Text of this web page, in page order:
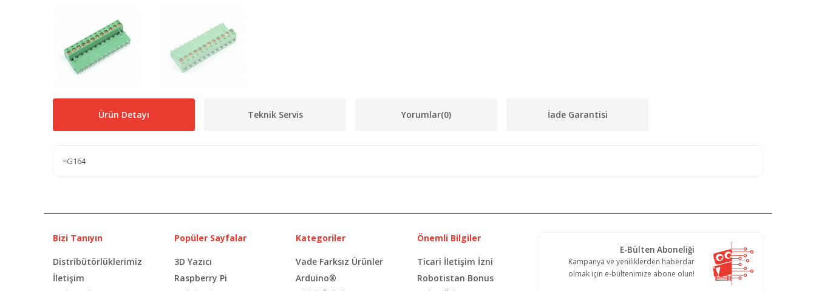
Ürün Detayı Teknik Servis Yorumlar(0) İade Garantisi
=G164
Bizi Tanıyın
Distribütörlüklerimiz
İletişim
Popüler Sayfalar
3D Yazıcı
Raspberry Pi
Kategoriler
Vade Farksız Ürünler
Arduino®
Önemli Bilgiler
Ticari İletişim İzni
Robotistan Bonus
E-Bülten Aboneliği
Kampanya ve yeniliklerden haberdar
olmak için e-bültenimize abone olun!